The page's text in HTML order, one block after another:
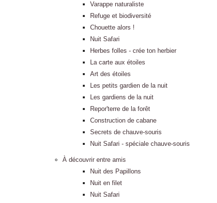
Varappe naturaliste
Refuge et biodiversité
Chouette alors !
Nuit Safari
Herbes folles - crée ton herbier
La carte aux étoiles
Art des étoiles
Les petits gardien de la nuit
Les gardiens de la nuit
Repor'terre de la forêt
Construction de cabane
Secrets de chauve-souris
Nuit Safari - spéciale chauve-souris
À découvrir entre amis
Nuit des Papillons
Nuit en filet
Nuit Safari